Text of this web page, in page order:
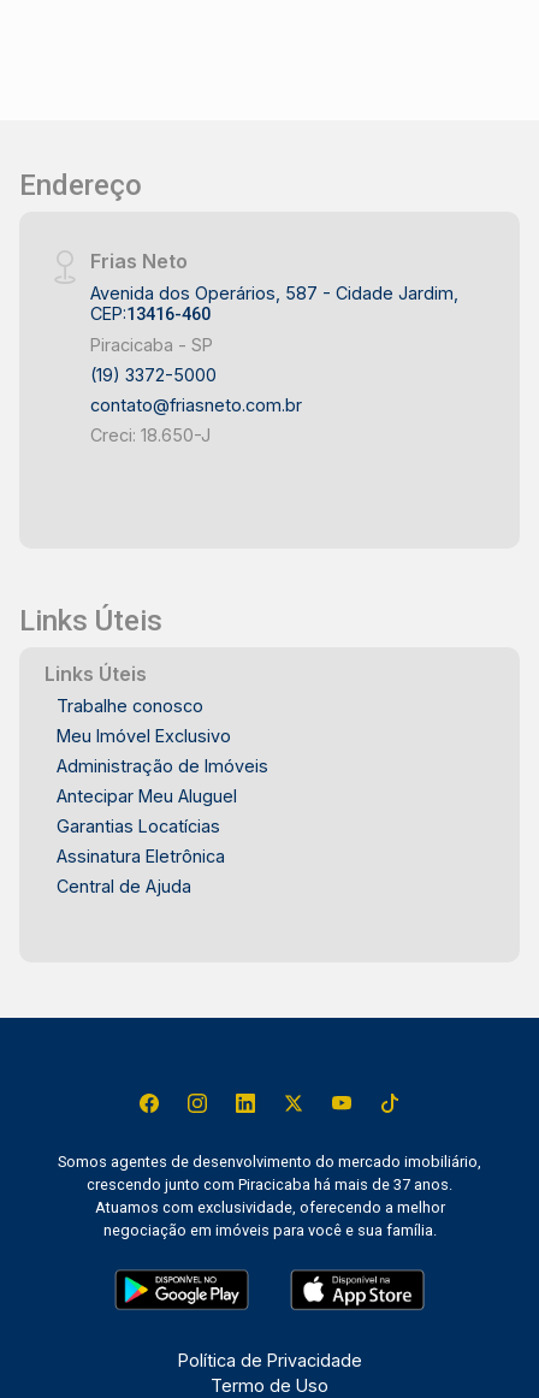
Endereço
Frias Neto
Avenida dos Operários, 587 - Cidade Jardim,
CEP:13416-460
Piracicaba - SP
(19) 3372-5000
contato@friasneto.com.br
Creci: 18.650-J
Links Úteis
Links Úteis
Trabalhe conosco
Meu Imóvel Exclusivo
Administração de Imóveis
Antecipar Meu Aluguel
Garantias Locatícias
Assinatura Eletrônica
Central de Ajuda
Somos agentes de desenvolvimento do mercado imobiliário,
crescendo junto com Piracicaba há mais de 37 anos.
Atuamos com exclusividade, oferecendo a melhor
negociação em imóveis para você e sua família.
Política de Privacidade
Termo de Uso